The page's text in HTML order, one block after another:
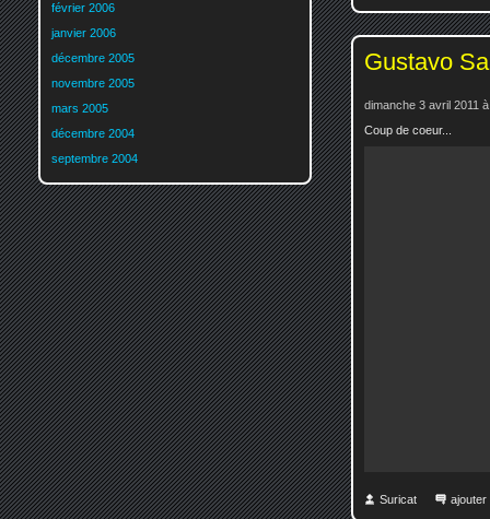
Gustavo
dimanche 3 avril 2011
Coup de coeur...
Suricat ajouter
février 2006
janvier 2006
décembre 2005
novembre 2005
mars 2005
décembre 2004
septembre 2004